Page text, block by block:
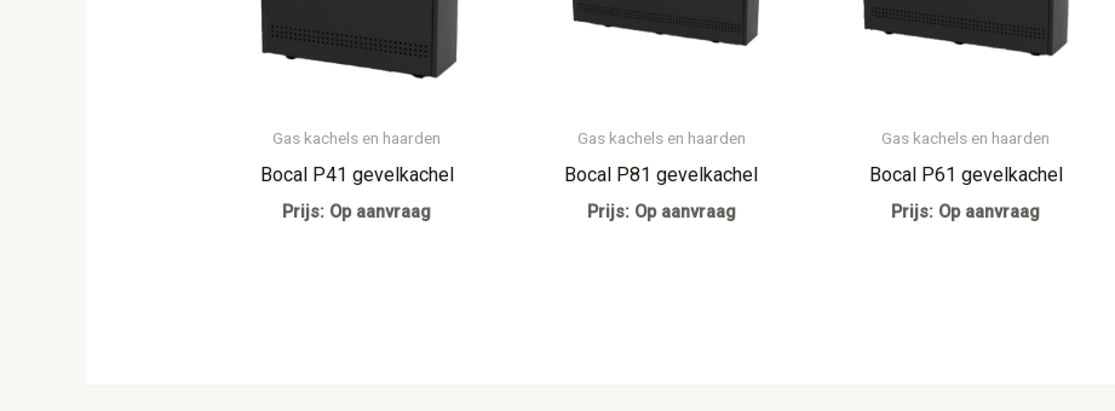
Gas kachels en haarden
Bocal P41 gevelkachel
Prijs: Op aanvraag
Gas kachels en haarden
Bocal P81 gevelkachel
Prijs: Op aanvraag
Gas kachels en haarden
Bocal P61 gevelkachel
Prijs: Op aanvraag